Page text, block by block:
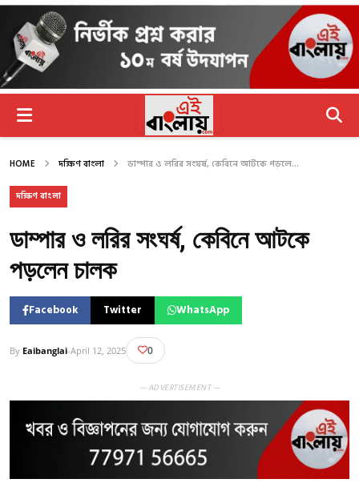
HOME দক্ষিণ বাংলা ডাম্পার ও লরির সংঘর্ষ, কেবিনে আটকে পড়লে...
দক্ষিণ বাংলা
ডাম্পার ও লরির সংঘর্ষ, কেবিনে আটকে
পড়লেন চালক
Facebook Twitter WhatsApp
By Eaibanglai-April 12, 2025 0
— ADVERTISEMENT —